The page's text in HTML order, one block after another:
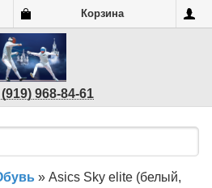
Корзина
968-84-61
» Asics Sky elite (белый,